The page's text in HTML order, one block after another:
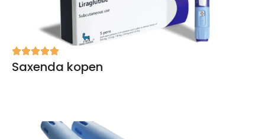
Saxenda kopen